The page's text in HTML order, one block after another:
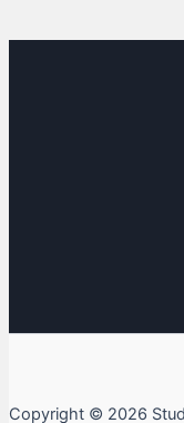
Copyright © 2026